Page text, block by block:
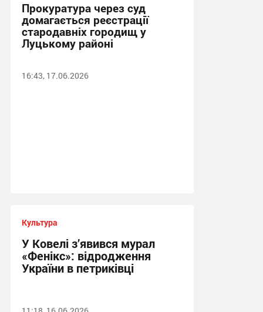
Прокуратура через суд
домагається реєстрації
стародавніх городищ у
Луцькому районі
16:43, 17.06.2026
Культура
У Ковелі з’явився мурал
«Фенікс»: відродження
України в петриківці